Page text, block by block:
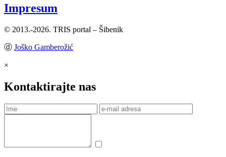
Impresum
© 2013.-2026. TRIS portal – Šibenik
ⓓ Joško Gamberožić
×
Kontaktirajte nas